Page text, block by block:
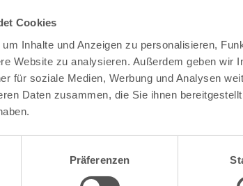
Cookies
Inhalte und Anzeigen zu personalisieren,
Website zu analysieren. Außerdem geben wir
für soziale Medien, Werbung und Analysen
Daten zusammen, die Sie ihnen
Präferenzen
Weitere